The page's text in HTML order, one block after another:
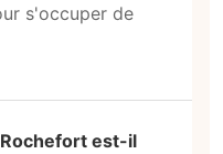
s'occuper de
est-il